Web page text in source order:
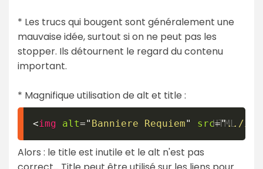
* Les trucs qui bougent sont généralement une
mauvaise idée, surtout si on ne peut pas les
stopper. Ils détournent le regard du contenu
important.
* Magnifique utilisation de alt et title :
<img alt=" Banniere Requiem" src="../
Alors : le title est inutile et le alt n'est pas